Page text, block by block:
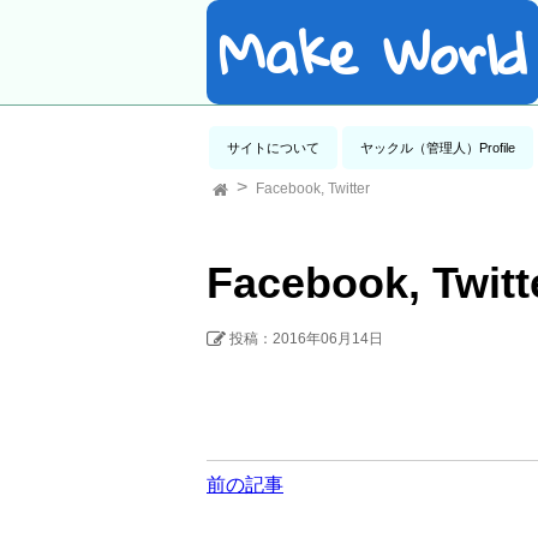
Make World
サイトについて ヤックル（管理人）Profile
Facebook, Twitter
Facebook,
投稿：2016年06月14日
前の記事